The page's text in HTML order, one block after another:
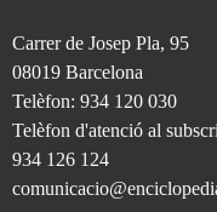
Carrer de Josep Pla, 95
08019 Barcelona
Telèfon: 934 120 030
Telèfon d'atenció al
934 126 124